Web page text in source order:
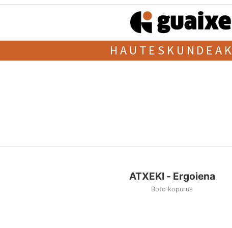
HAUTESKUNDEAK
ATXEKI - Ergoiena
Boto kopurua